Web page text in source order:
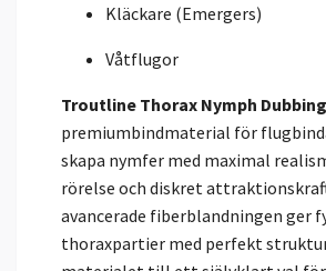
Kläckare (Emergers)
Våtflugor
Troutline Thorax Nymph Dubbing
premiumbindmaterial för
skapa nymfer med maximal
rörelse och diskret
avancerade fiberblandningen ger
thoraxpartier med perfekt